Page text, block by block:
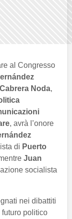
al Congresso
Noda,
, avrà l’onore
di Puerto
Juan
socialista
nei dibattiti
politico